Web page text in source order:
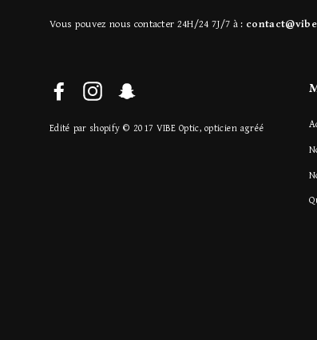
Vous pouvez nous contacter 24H/24 7J/7 à :
FacebookInstagram
Edité par shopify © 2017 VIBE Optic, opticien agréé